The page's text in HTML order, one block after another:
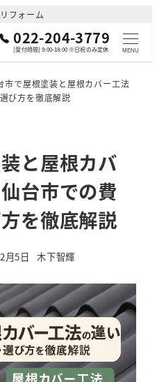
フォーム
022-204-3779
[受付時間] 9:00-18:00 ※日祝のみ定休 MENU
市で屋根塗装と屋根カバー工法
び方を徹底解説
と屋根カバ
台市での費
を徹底解説
月5日
著
木下智輝